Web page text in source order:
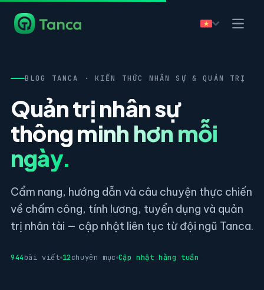
BLOG TANCA · KIẾN THỨC NHÂN SỰ & QUẢN TRỊ
Quản trị nhân sự
thông minh hơn mỗi
ngày.
Cẩm nang, hướng dẫn và câu chuyện thực chiến
về chấm công, tính lương, tuyển dụng và quản
trị nhân tài — cập nhật liên tục từ đội ngũ Tanca.
944bài viết 12chuyên mục Cập nhật hằng tuần